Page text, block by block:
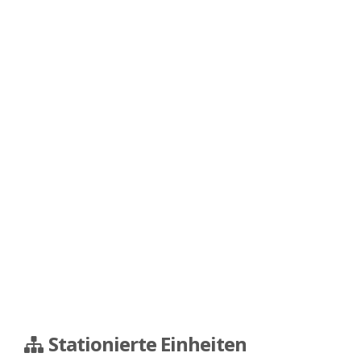
Stationierte Einheiten